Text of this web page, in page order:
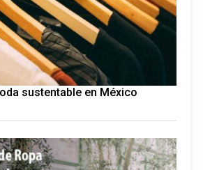
sustentable en México